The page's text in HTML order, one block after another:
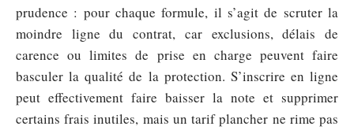
prudence : pour chaque formule, il s’agit de scruter la
moindre ligne du contrat, car exclusions, délais de
carence ou limites de prise en charge peuvent faire
basculer la qualité de la protection. S’inscrire en ligne
peut effectivement faire baisser la note et supprimer
certains frais inutiles, mais un tarif plancher ne rime pas